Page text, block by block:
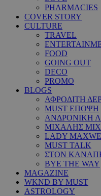
PHARMACIES
COVER STORY
CULTURE
TRAVEL
FOOD
GOING OUT
DECO
PROMO
BLOGS
ΑΦΡΟΔΙΤΗ
MUST ΕΠΟΨΗ
ΑΝΔΡΟΝΙΚΗ
ΜΙΧΑΛΗΣ
LADY
MUST TALK
ΣΤΟΝ
BYE THE WAY
MAGAZINE
WKND BY MUST
ASTROLOGY